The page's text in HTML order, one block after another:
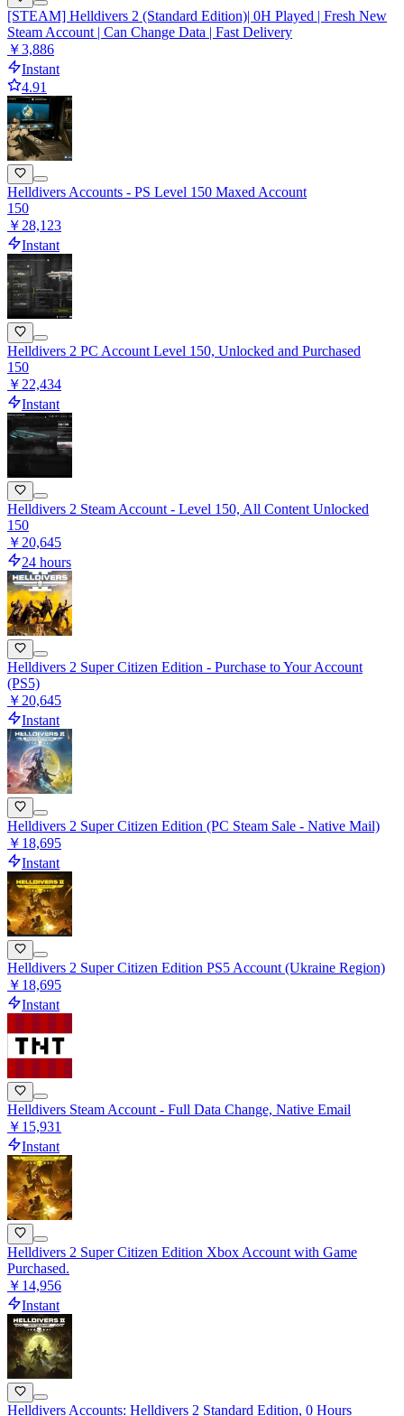
[STEAM] Helldivers 2 (Standard Edition)| 0H Played | Fresh New
Steam Account | Can Change Data | Fast Delivery
￥3,886
Instant
4.91
Helldivers Accounts - PS Level 150 Maxed Account
150
￥28,123
Instant
Helldivers 2 PC Account Level 150, Unlocked and Purchased
150
￥22,434
Instant
Helldivers 2 Steam Account - Level 150, All Content Unlocked
150
￥20,645
24 hours
Helldivers 2 Super Citizen Edition - Purchase to Your Account
(PS5)
￥20,645
Instant
Helldivers 2 Super Citizen Edition (PC Steam Sale - Native Mail)
￥18,695
Instant
Helldivers 2 Super Citizen Edition PS5 Account (Ukraine Region)
￥18,695
Instant
Helldivers Steam Account - Full Data Change, Native Email
￥15,931
Instant
Helldivers 2 Super Citizen Edition Xbox Account with Game
Purchased.
￥14,956
Instant
Helldivers Accounts: Helldivers 2 Standard Edition, 0 Hours